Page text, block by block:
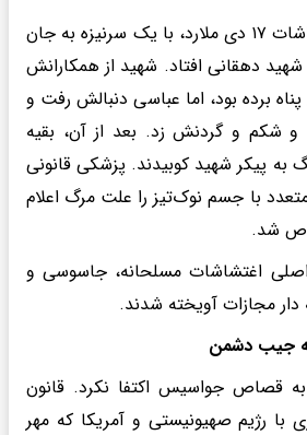
محمد عباسی در اغتشاشات ۱۷ دی ملارد، با یک سرنیزه به جان
دهقانی افتاد. شهید از همکارانش
برده بود، اما عباسی دنبالش رفت و
شکم و گردنش زد. بعد از آن، بقیه
به پیکر شهید کوبیدند. پزشکی قانونی
با جسم نوک‌تیز را علت مرگ اعلام
شد.
۳۰ عنصر اصلی اغتشاشات مسلحانه، جاسوسی و
دار مجازات آویخته شدند.
جیب دشمن
قصاص جواسیس اکتفا نکرد. قانون
با رژیم صهیونیستی و آمریکا که مهر